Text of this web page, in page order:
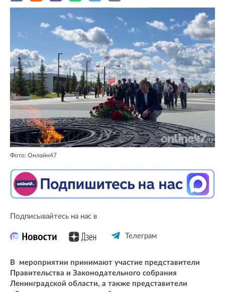
Фото: Онлайн47
Подписывайтесь на нас в
Телеграм
В мероприятии принимают участие представители
Правительства и Законодательного собрания
Ленинградской области, а также представители